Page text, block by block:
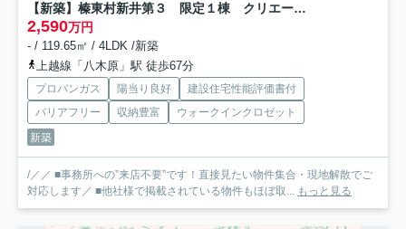
【新築】榛東村新井第３ 限定１棟 クリエートの家 新築建売
2,590万円
- / 119.65㎡ / 4LDK /新築
上越線「八木原」駅 徒歩67分
プロパンガス 陽当り良好
建設住宅性能評価書付
バリアフリー
収納豊富
ウォークインクロゼット
新築
/／／ ■事務所への”来店不要”です！直接見たい物件集合・現地解散でご
対応します／ ■他社様で掲載されている物件もほぼ取... もっと見る